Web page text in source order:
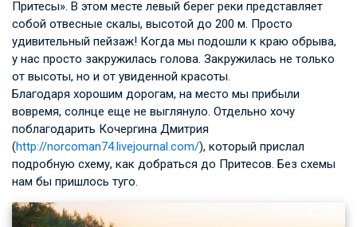
Притесы». В этом месте левый берег реки представляет
собой отвесные скалы, высотой до 200 м. Просто
удивительный пейзаж! Когда мы подошли к краю обрыва,
у нас просто закружилась голова. Закружилась не только
от высоты, но и от увиденной красоты.
Благодаря хорошим дорогам, на место мы прибыли
вовремя, солнце еще не выглянуло. Отдельно хочу
поблагодарить Кочергина Дмитрия
(http://norcoman74.livejournal.com/), который прислал
подробную схему, как добраться до Притесов. Без схемы
нам бы пришлось туго.